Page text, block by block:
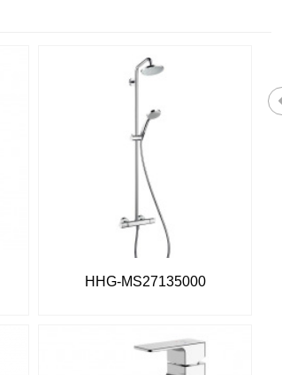
HHG-MS27135000
Nhà phân phối gạch ngói, sơn
tại Quảng Ngãi